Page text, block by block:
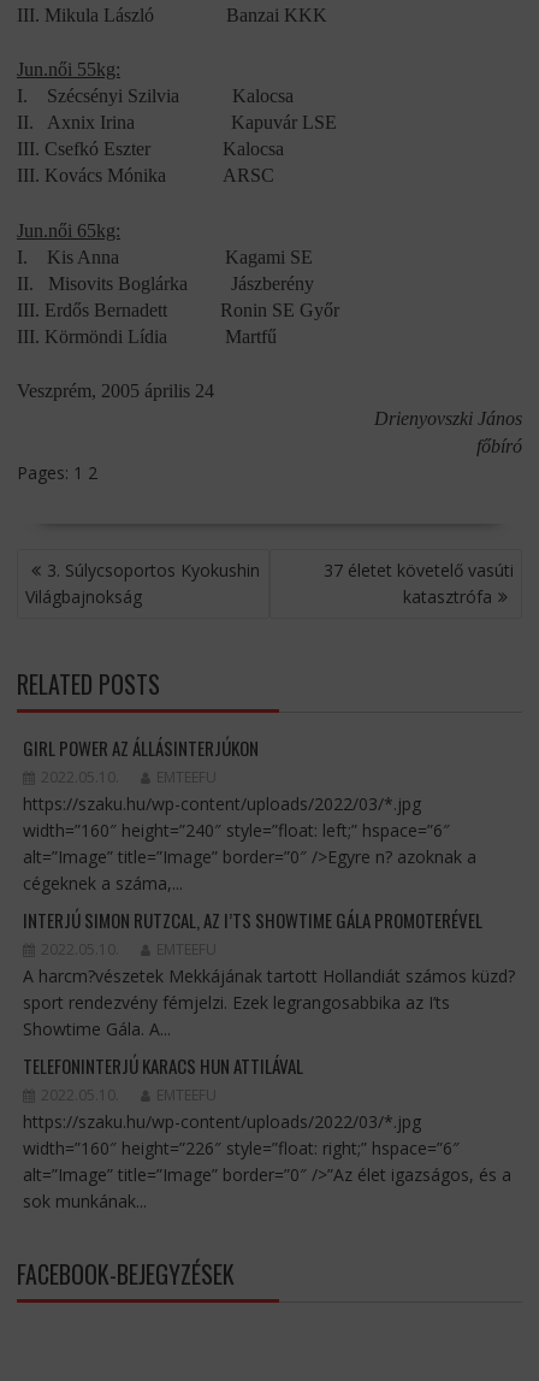
III. Mikula László Banzai KKK
Jun.női 55kg:
I.
Szécsényi Szilvia
Kalocsa
II.
Axnix Irina
Kapuvár LSE
III. Csefkó Eszter
Kalocsa
III. Kovács Mónika ARSC
Jun.női 65kg:
I.
Kis Anna
Kagami SE
II.
Misovits Boglárka
Jászberény
III. Erdős Bernadett
Ronin SE Győr
III. Körmöndi Lídia Martfű
Veszprém, 2005 április 24
Drienyovszki János
főbíró
Pages: 1 2
BEJEGYZÉS
NAVIGÁCIÓ
3. Súlycsoportos Kyokushin
Világbajnokság
37 életet követelő vasúti
katasztrófa
RELATED POSTS
GIRL POWER AZ ÁLLÁSINTERJÚKON
2022.05.10. EMTEEFU
https://szaku.hu/wp-content/uploads/2022/03/*.jpg
width=”160″ height=”240″ style=”float: left;” hspace=”6″
alt=”Image” title=”Image” border=”0″ />Egyre n? azoknak a
cégeknek a száma,...
INTERJÚ SIMON RUTZCAL, AZ I’TS SHOWTIME GÁLA PROMOTERÉVEL
2022.05.10. EMTEEFU
A harcm?vészetek Mekkájának tartott Hollandiát számos küzd?
sport rendezvény fémjelzi. Ezek legrangosabbika az I’ts
Showtime Gála. A...
TELEFONINTERJÚ KARACS HUN ATTILÁVAL
2022.05.10. EMTEEFU
https://szaku.hu/wp-content/uploads/2022/03/*.jpg
width=”160″ height=”226″ style=”float: right;” hspace=”6″
alt=”Image” title=”Image” border=”0″ />”Az élet igazságos, és a
sok munkának...
FACEBOOK-BEJEGYZÉSEK